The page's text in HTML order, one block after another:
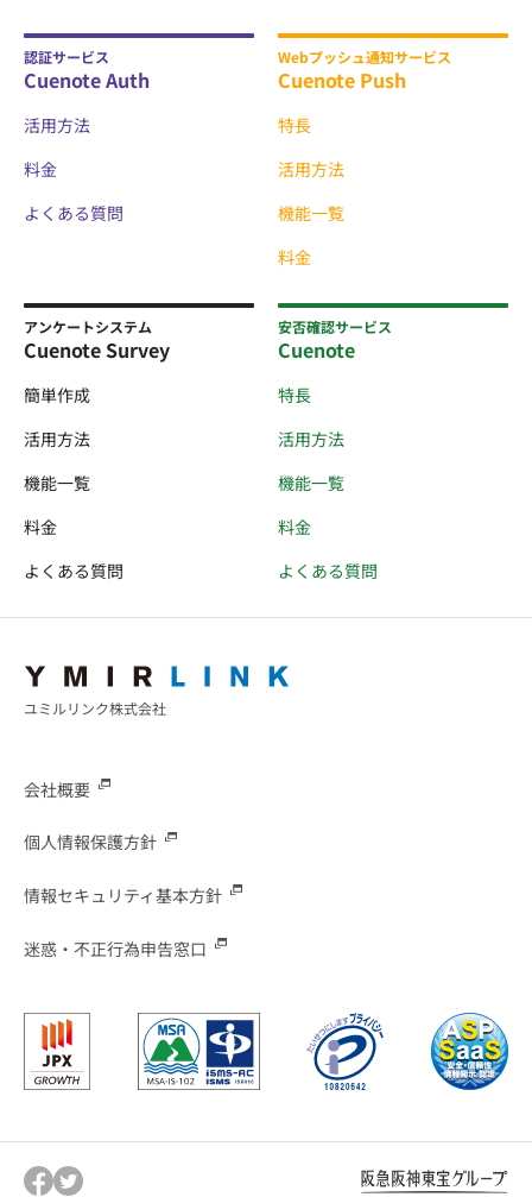
認証サービス
Cuenote Auth
活用方法
料金
よくある質問
Webプッシュ通知サービス
Cuenote Push
特長
活用方法
機能一覧
料金
アンケートシステム
Cuenote Survey
簡単作成
活用方法
機能一覧
料金
よくある質問
安否確認サービス
Cuenote
特長
活用方法
機能一覧
料金
よくある質問
ユミルリンク株式会社
会社概要
個人情報保護方針
情報セキュリティ基本方針
迷惑・不正行為申告窓口